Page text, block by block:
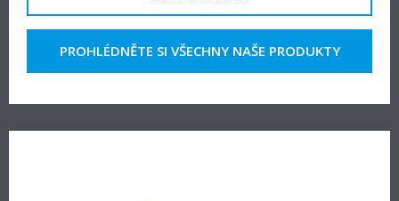
PROHLÉDNĚTE SI VŠECHNY NAŠE PRODUKTY